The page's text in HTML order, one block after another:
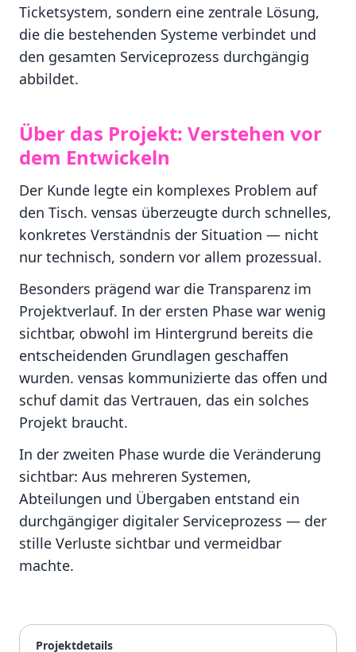
Ticketsystem, sondern eine zentrale Lösung,
die die bestehenden Systeme verbindet und
den gesamten Serviceprozess durchgängig
abbildet.
Über das Projekt: Verstehen vor
dem Entwickeln
Der Kunde legte ein komplexes Problem auf
den Tisch. vensas überzeugte durch schnelles,
konkretes Verständnis der Situation — nicht
nur technisch, sondern vor allem prozessual.
Besonders prägend war die Transparenz im
Projektverlauf. In der ersten Phase war wenig
sichtbar, obwohl im Hintergrund bereits die
entscheidenden Grundlagen geschaffen
wurden. vensas kommunizierte das offen und
schuf damit das Vertrauen, das ein solches
Projekt braucht.
In der zweiten Phase wurde die Veränderung
sichtbar: Aus mehreren Systemen,
Abteilungen und Übergaben entstand ein
durchgängiger digitaler Serviceprozess — der
stille Verluste sichtbar und vermeidbar
machte.
Projektdetails